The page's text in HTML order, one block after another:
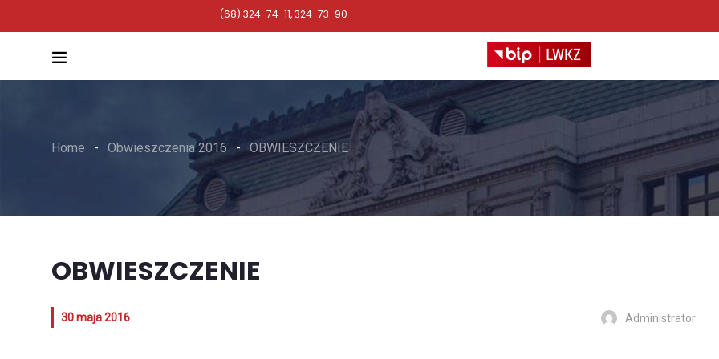
(68) 324-74-11, 324-73-90
Home Obwieszczenia 2016 OBWIESZCZENIE
OBWIESZCZENIE
30 maja 2016 Administrator